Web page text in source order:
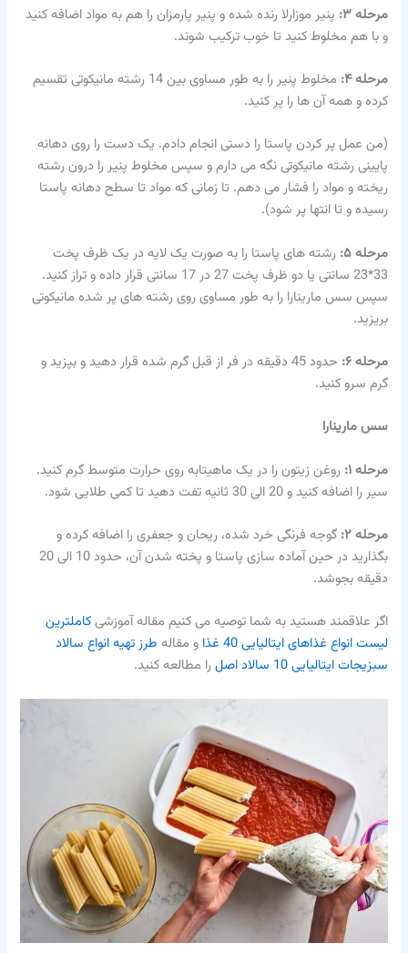
مرحله ۳:
پنیر موزارلا رنده شده و پنیر پارمزان را هم به مواد اضافه کنید
و با هم مخلوط کنید تا خوب ترکیب شوند.
مرحله ۴:
مخلوط پنیر را به طور مساوی بین 14 رشته مانیکوتی تقسیم
کرده و همه آن ها را پر کنید.
(من عمل پر کردن پاستا را دستی انجام دادم. یک دست را روی دهانه
پایینی رشته مانیکوتی نگه می دارم و سپس مخلوط پنیر را درون رشته
ریخته و مواد را فشار می دهم. تا زمانی که مواد تا سطح دهانه پاستا
رسیده و تا انتها پر شود).
مرحله ۵:
رشته های پاستا را به صورت یک لایه در یک ظرف پخت
33*23 سانتی یا دو ظرف پخت 27 در 17 سانتی قرار داده و تراز کنید.
سپس سس مارینارا را به طور مساوی روی رشته های پر شده مانیکوتی
بریزید.
مرحله ۶:
حدود 45 دقیقه در فر از قبل گرم شده قرار دهید و بپزید و
گرم سرو کنید.
سس مارینارا
مرحله ۱: روغن زیتون را در یک ماهیتابه روی حرارت متوسط ​​گرم کنید.
سیر را اضافه کنید و 20 الی 30 ثانیه تفت دهید تا کمی طلایی شود.
مرحله ۲:
گوجه فرنگی خرد شده، ریحان و جعفری را اضافه کرده و
بگذارید در حین آماده سازی پاستا و پخته شدن آن، حدود 10 الی 20
دقیقه بجوشد.
اگر علاقمند هستید به شما توصیه می کنیم مقاله آموزشیکاملترین
لیست انواع غذاهای ایتالیایی 40 غذا
و مقاله طرز تهیه انواع سالاد
سبزیجات ایتالیایی 10 سالاد اصل
را مطالعه کنید.